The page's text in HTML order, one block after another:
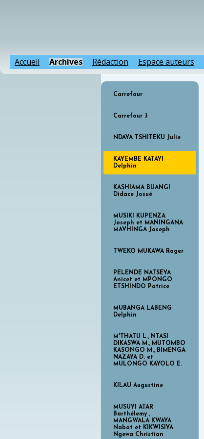
Accueil Archives Rédaction Espace auteurs
Carrefour
Carrefour 3
NDAYA TSHITEKU Julie
KAYEMBE KATAYI
Delphin
KASHIAMA BUANGI
Didace Josué
MUSIKI KUPENZA
Joseph et MANINGANA
MAVHINGA Joseph
TWEKO MUKAWA Roger
PELENDE NATSEYA
Anicet et MPONGO
ETSHINDO Patrice
MUBANGA LABENG
Delphin
M'THATU L., NTASI
DIKASWA M., MUTOMBO
KASONGO M., BIMENGA
NAZAYA D. et
MULONGO KAYOLO E.
KILAU Augustine
MUSUYI ATAR
Barthélemy ,
MANGWALA KWAYA
Nabot et KIKWISIYA
Ngewa Christian